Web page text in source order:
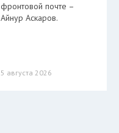
фронтовой почте –
Айнур Аскаров.
5 августа 2026